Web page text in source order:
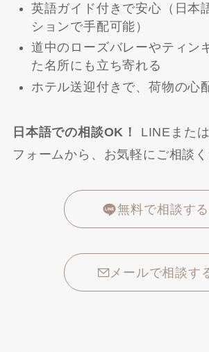
英語ガイド付きで安心（日本
ションで手配可能）
道中のローズバレーやティン
た名所にも立ち寄れる
ホテル送迎付きで、荷物の心
日本語での相談OK！
LINEまた
フォームから、お気軽にご相談く
無料で相談する
メールで相談す